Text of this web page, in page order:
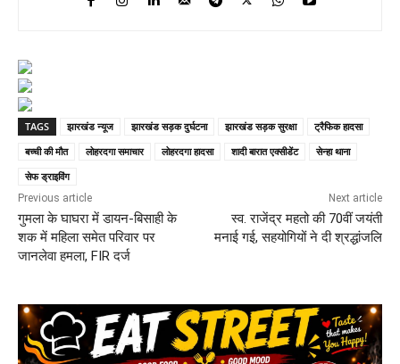
TAGS झारखंड न्यूज झारखंड सड़क दुर्घटना झारखंड सड़क सुरक्षा
ट्रैफिक हादसा
बच्ची की मौत
लोहरदगा समाचार लोहरदगा हादसा शादी बारात एक्सीडेंट
सेन्हा थाना
सेफ ड्राइविंग
Previous article
गुमला के घाघरा में डायन-बिसाही के
शक में महिला समेत परिवार पर
जानलेवा हमला, FIR दर्ज
Next article
स्व. राजेंद्र महतो की 70वीं जयंती
मनाई गई, सहयोगियों ने दी श्रद्धांजलि